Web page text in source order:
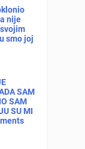
nije
smo joj
SAM
SAM
SU MI